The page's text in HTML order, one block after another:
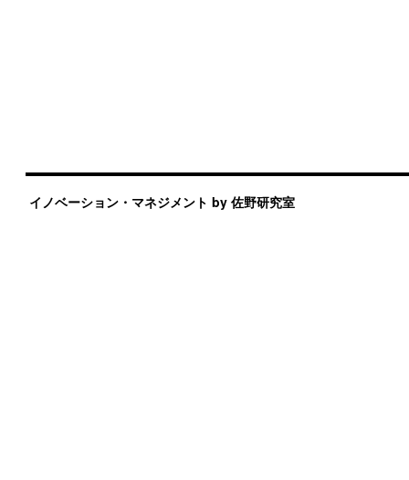
イノベーション・マネジメント by 佐野研究室